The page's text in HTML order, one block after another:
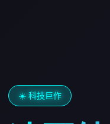
☀️ 科技巨作